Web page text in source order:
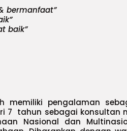
bermanfaat”
baik”
memiliki pengalaman
7 tahun sebagai konsultan
Nasional dan